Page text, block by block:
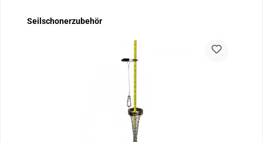
Produktgalerie überspringen
Seilschonerzubehör